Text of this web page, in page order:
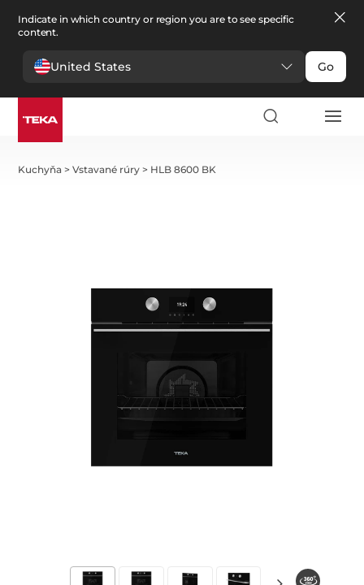
Indicate in which country or region you are to see specific
content.
United States Go
Kuchyňa >Vstavané rúry > HLB 8600 BK